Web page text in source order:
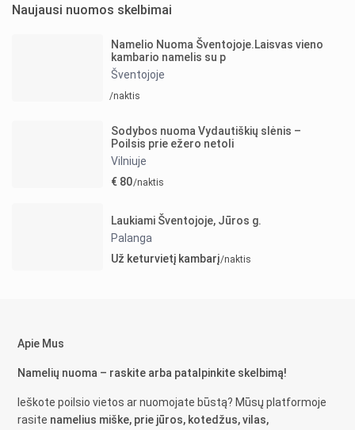
Naujausi nuomos skelbimai
Namelio Nuoma Šventojoje.Laisvas vieno
kambario namelis su p
Šventojoje
/naktis
Sodybos nuoma Vydautiškių slėnis –
Poilsis prie ežero netoli
Vilniuje
€ 80/naktis
Laukiami Šventojoje, Jūros g.
Palanga
Už keturvietį kambarį/naktis
Apie Mus
Namelių nuoma – raskite arba patalpinkite skelbimą!
Ieškote poilsio vietos ar nuomojate būstą? Mūsų platformoje
rasite namelius miške, prie jūros, kotedžus, vilas,